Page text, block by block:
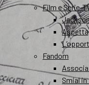
Film e Serie-
Fandom
Smial